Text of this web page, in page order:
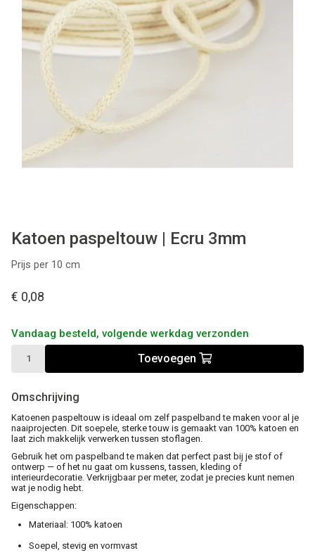
Tips & tricks
Cadeaubon
Contact
Katoen paspeltouw | Ecru 3mm
Prijs per 10 cm
€ 0,08
Vandaag besteld, volgende werkdag verzonden
Toevoegen
Omschrijving
Katoenen paspeltouw is ideaal om zelf paspelband te maken voor al je
naaiprojecten. Dit soepele, sterke touw is gemaakt van 100% katoen en
laat zich makkelijk verwerken tussen stoflagen.
Gebruik het om paspelband te maken dat perfect past bij je stof of
ontwerp — of het nu gaat om kussens, tassen, kleding of
interieurdecoratie. Verkrijgbaar per meter, zodat je precies kunt nemen
wat je nodig hebt.
Eigenschappen:
Materiaal: 100% katoen
Soepel, stevig en vormvast